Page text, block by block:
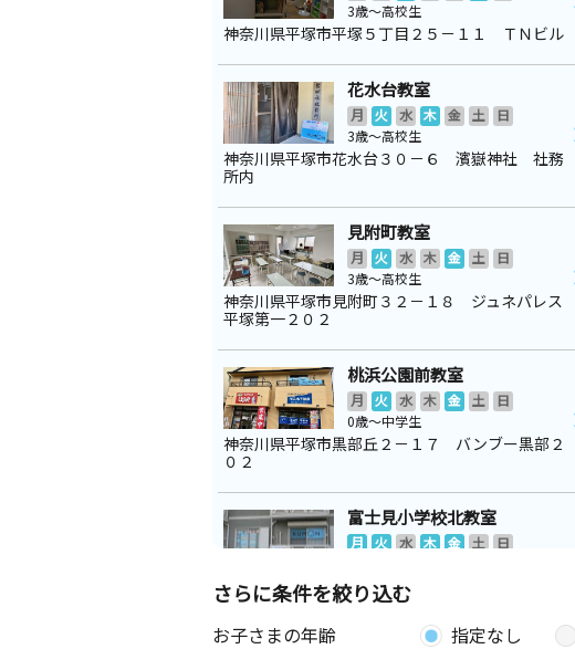
3歳～高校生
神奈川県平塚市平塚５丁目２５－１１ ＴＮビル
花水台教室
月 火 水 木 金 土
日
3歳～高校生
神奈川県平塚市花水台３０－６ 濱嶽神社 社務
所内
見附町教室
月 火 水 木 金 土
日
3歳～高校生
神奈川県平塚市見附町３２－１８ ジュネパレス
平塚第一２０２
桃浜公園前教室
月 火 水 木 金 土
日
0歳～中学生
神奈川県平塚市黒部丘２－１７ バンブー黒部２
０２
富士見小学校北教室
月 火 水 木 金 土
日
神奈川県平塚市諏訪町２１－９ グリーンフラッ
ト１０３号室
さらに条件を絞り込む
お子さまの年齢 指定なし